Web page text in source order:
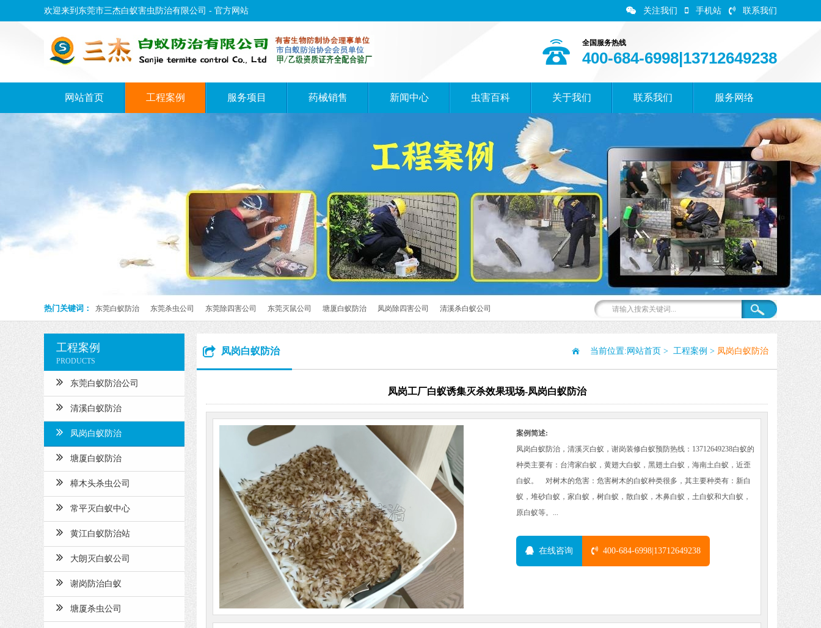
欢迎来到东莞市三杰白蚁害虫防治有限公司 - 官方网站 关注我们 手机站 联系我们
全国服务热线
400-684-6998|13712649238
网站首页 工程案例 服务项目 药械销售 新闻中心 虫害百科 关于我们 联系我们 服务网络
热门关键词： 东莞白蚁防治 东莞杀虫公司 东莞除四害公司 东莞灭鼠公司 塘厦白蚁防治 凤岗除四害公司 清溪杀白蚁公司
工程案例
PRODUCTS
东莞白蚁防治公司
清溪白蚁防治
凤岗白蚁防治
塘厦白蚁防治
樟木头杀虫公司
常平灭白蚁中心
黄江白蚁防治站
大朗灭白蚁公司
谢岗防治白蚁
塘厦杀虫公司
凤岗白蚁防治 当前位置: 网站首页 > 工程案例 > 凤岗白蚁防治
凤岗工厂白蚁诱集灭杀效果现场-凤岗白蚁防治
案例简述:
凤岗白蚁防治，清溪灭白蚁，谢岗装修白蚁预防热线：13712649238​白蚁的
种类主要有：台湾家白蚁，黄翅大白蚁，黑翅土白蚁，海南土白蚁，近歪
白蚁。 对树木的危害：危害树木的白蚁种类很多，其主要种类有：新白
蚁，堆砂白蚁，家白蚁，树白蚁，散白蚁，木鼻白蚁，土白蚁和大白蚁，
原白蚁等。​...
在线咨询 400-684-6998|13712649238